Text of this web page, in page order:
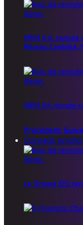
SBIN S.A. recrute
Réseau Contrôlé,
SBIN SA recrute
Précédent
Conseils emploi
Le Groupe EIG